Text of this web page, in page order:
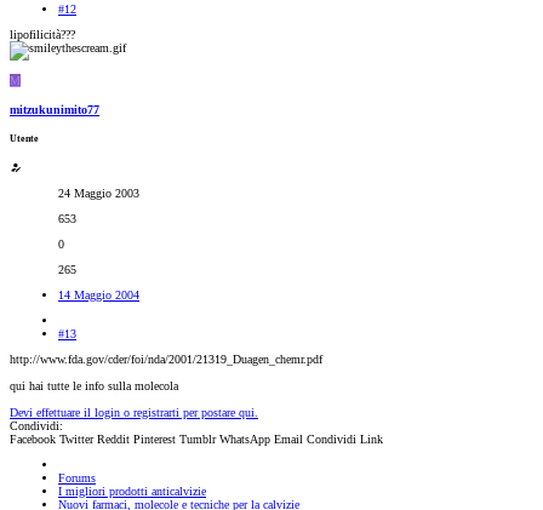
#12
lipofilicità???
M
mitzukunimito77
Utente
24 Maggio 2003
653
0
265
14 Maggio 2004
#13
http://www.fda.gov/cder/foi/nda/2001/21319_Duagen_chemr.pdf
qui hai tutte le info sulla molecola
Devi effettuare il login o registrarti per postare qui.
Condividi:
Facebook Twitter Reddit Pinterest Tumblr WhatsApp Email Condividi Link
Forums
I migliori prodotti anticalvizie
Nuovi farmaci, molecole e tecniche per la calvizie